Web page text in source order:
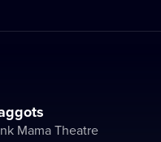
Mama Theatre